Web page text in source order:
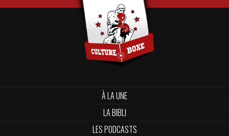
À LA UNE
LA BIBLI
LES PODCASTS